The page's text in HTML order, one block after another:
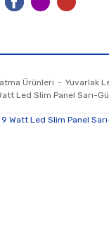
Ürünleri
Yuvarlak
Led Slim Panel Sarı-